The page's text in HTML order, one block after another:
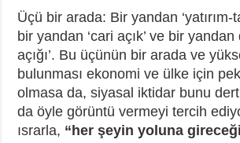
Üçü bir arada: Bir yandan ‘yatırım-
bir yandan ‘cari açık’ ve bir yandan
açığı’. Bu üçünün bir arada ve
bulunması ekonomi ve ülke için
olmasa da, siyasal iktidar bunu
da öyle görüntü vermeyi tercih
ısrarla, “her şeyin yoluna